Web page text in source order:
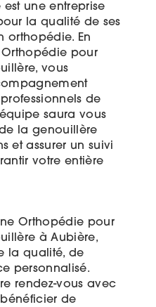
une entreprise
la qualité de ses
orthopédie. En
pour
vous
de
saura vous
la genouillère
et assurer un suivi
votre entière
Orthopédie pour
à Aubière,
la qualité, de
personnalisé.
rendez-vous avec
de